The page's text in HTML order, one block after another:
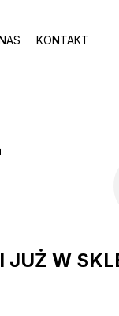
KONTAKT
JUŻ W